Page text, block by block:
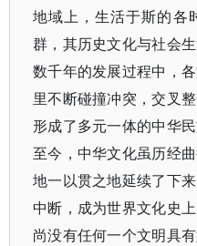
地域上，生活于斯的各
群，其历史文化与社会
数千年的发展过程中，
里不断碰撞冲突，交叉
形成了多元一体的中华
至今，中华文化虽历经
地一以贯之地延续了下
中断，成为世界文化史
尚没有任何一个文明具